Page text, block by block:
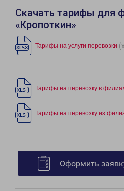
Скачать тарифы для
«Кропоткин»
Тарифы на услуги перевозки
Тарифы на перевозку в
Тарифы на перевозку из
Оформить